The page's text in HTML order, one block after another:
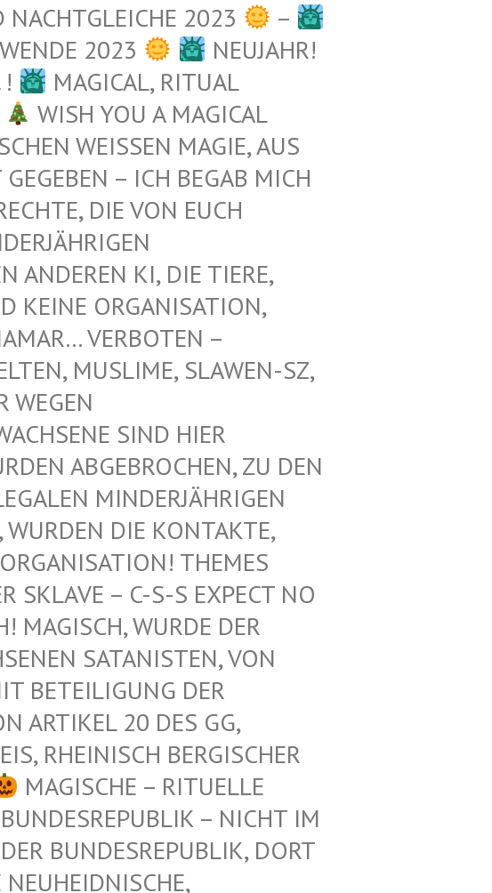
NACHTGLEICHE 2023
–
2023
NEUJAHR!
!
MAGICAL, RITUAL
WISH YOU A MAGICAL
WEISSEN MAGIE, AUS D
– ICH BEGAB MICH M
DIE VON EUCH E
Z
KI, DIE TIERE, N
ORGANISATION, G
VERBOTEN – K
MUSLIME, SLAWEN-SZ, A
M
SIND HIER V
ABGEBROCHEN, ZU DEN V
MINDERJÄHRIGEN Z
DIE KONTAKTE, N
THEMES F
– C-S-S EXPECT NO M
WURDE DER L
SATANISTEN, VON U
DER K
20 DES GG, G
RHEINISCH BERGISCHER K
MAGISCHE – RITUELLE
– NICHT IM E
BUNDESREPUBLIK, DORT A
A